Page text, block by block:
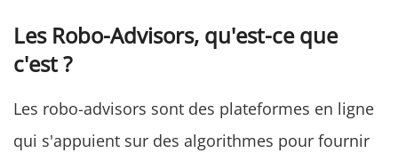
Les Robo-Advisors, qu'est-ce que
c'est ?
Les robo-advisors sont des plateformes en ligne
qui s'appuient sur des algorithmes pour fournir